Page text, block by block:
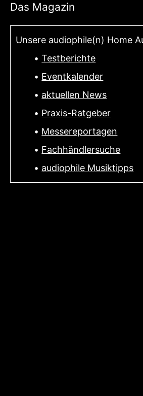
Das Magazin
Unsere audiophile(n) Home
• Testberichte
• Eventkalender
• aktuellen News
• Praxis-Ratgeber
• Messereportagen
• Fachhändlersuche
• audiophile Musiktipps